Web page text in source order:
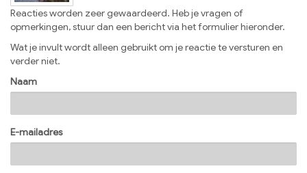
Reacties worden zeer gewaardeerd. Heb je vragen of
opmerkingen, stuur dan een bericht via het formulier hieronder.
Wat je invult wordt alleen gebruikt om je reactie te versturen en
verder niet.
Naam
E-mailadres